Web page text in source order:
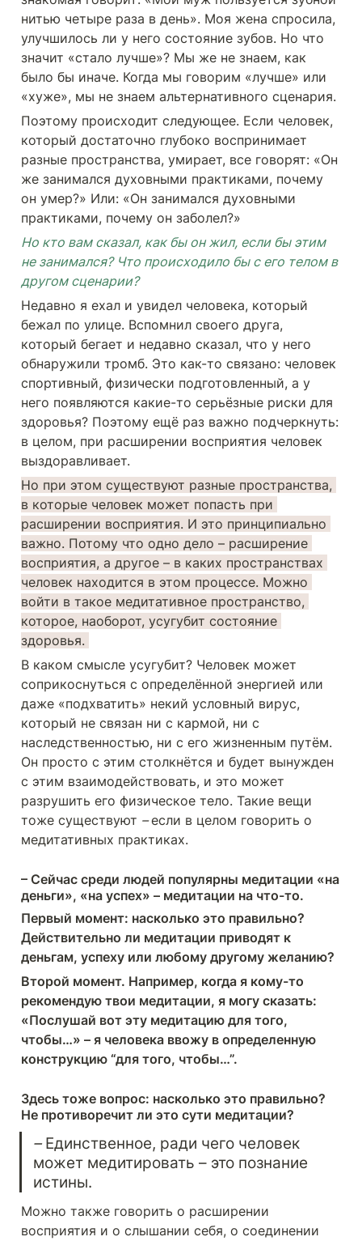
нитью четыре раза в день». Моя жена спросила,
улучшилось ли у него состояние зубов. Но что
значит «стало лучше»? Мы же не знаем, как
было бы иначе. Когда мы говорим «лучше» или
«хуже», мы не знаем альтернативного сценария.
Поэтому происходит следующее. Если человек,
который достаточно глубоко воспринимает
разные пространства, умирает, все говорят: «Он
же занимался духовными практиками, почему
он умер?» Или: «Он занимался духовными
практиками, почему он заболел?»
Но кто вам сказал, как бы он жил, если бы этим
не занимался? Что происходило бы с его телом в
другом сценарии?
Недавно я ехал и увидел человека, который
бежал по улице. Вспомнил своего друга,
который бегает и недавно сказал, что у него
обнаружили тромб. Это как-то связано: человек
спортивный, физически подготовленный, а у
него появляются какие-то серьёзные риски для
здоровья? Поэтому ещё раз важно подчеркнуть:
в целом, при расширении восприятия человек
выздоравливает.
Но при этом существуют разные пространства,
в которые человек может попасть при
расширении восприятия. И это принципиально
важно. Потому что одно дело – расширение
восприятия, а другое – в каких пространствах
человек находится в этом процессе. Можно
войти в такое медитативное пространство,
которое, наоборот, усугубит состояние
здоровья.
В каком смысле усугубит? Человек может
соприкоснуться с определённой энергией или
даже «подхватить» некий условный вирус,
который не связан ни с кармой, ни с
наследственностью, ни с его жизненным путём.
Он просто с этим столкнётся и будет вынужден
с этим взаимодействовать, и это может
разрушить его физическое тело. Такие вещи
тоже существуют – если в целом говорить о
медитативных практиках.
– Сейчас среди людей популярны медитации «на
деньги», «на успех» – медитации на что-то.
Первый момент: насколько это правильно?
Действительно ли медитации приводят к
деньгам, успеху или любому другому желанию?
Второй момент. Например, когда я кому-то
рекомендую твои медитации, я могу сказать:
«Послушай вот эту медитацию для того,
чтобы…» – я человека ввожу в определенную
конструкцию “для того, чтобы…”.
Здесь тоже вопрос: насколько это правильно?
Не противоречит ли это сути медитации?
– Единственное, ради чего человек
может медитировать – это познание
истины.
Можно также говорить о расширении
восприятия и о слышании себя, о соединении